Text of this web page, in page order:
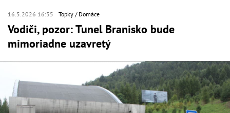
16.5.2026 16:35 Topky Domáce
Vodiči, pozor: Tunel Branisko bude
mimoriadne uzavretý